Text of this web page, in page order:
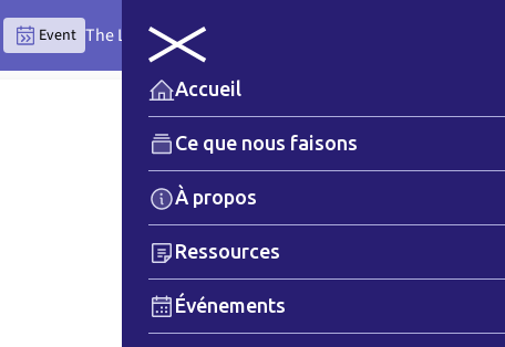
Event The Lytton Anchor Centre: Where Place Teaches the World
Accueil
Ce que nous faisons
À propos
Ressources
Événements